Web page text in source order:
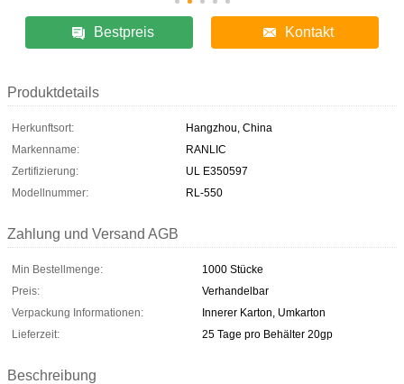
Bestpreis Kontakt
Produktdetails
Herkunftsort:
Hangzhou, China
Markenname:
RANLIC
Zertifizierung:
UL E350597
Modellnummer:
RL-550
Zahlung und Versand AGB
Min Bestellmenge:
1000 Stücke
Preis:
Verhandelbar
Verpackung Informationen:
Innerer Karton, Umkarton
Lieferzeit:
25 Tage pro Behälter 20gp
Beschreibung